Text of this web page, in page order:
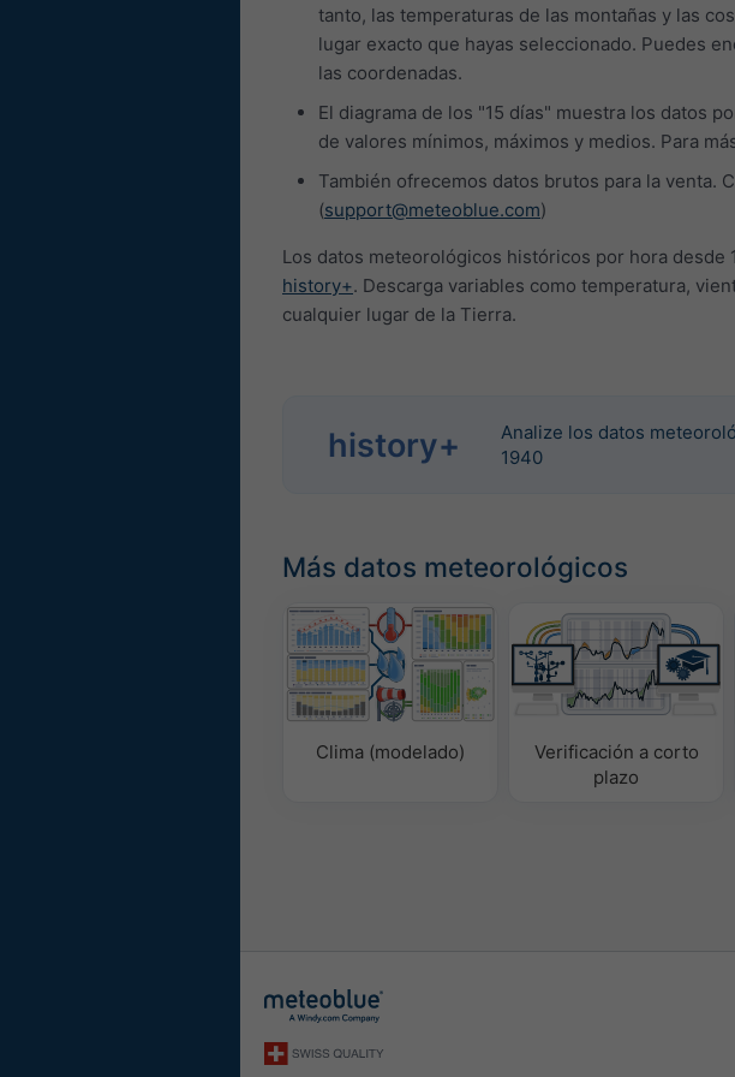
tanto, las temperaturas de las montañas y las
lugar exacto que hayas seleccionado. Puedes
las coordenadas.
El diagrama de los "15 días" muestra los datos
de valores mínimos, máximos y medios. Para
También ofrecemos datos brutos para la venta.
(support@meteoblue.com)
Los datos meteorológicos históricos por hora desde
history+. Descarga variables como temperatura,
cualquier lugar de la Tierra.
history+
Analize los datos
1940
Más datos meteorológicos
Clima (modelado)
Verificación a corto
plazo